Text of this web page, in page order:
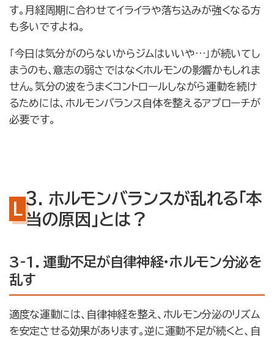
す。月経周期に合わせてイライラや落ち込みが強くなる方
も多いですよね。
「今日は気分がのらないからジムはいいや…」が続いてし
まうのも、意志の弱さではなくホルモンの影響かもしれま
せん。気分の波をうまくコントロールしながら運動を続け
るためには、ホルモンバランス自体を整えるアプローチが
必要です。
3. ホルモンバランスが乱れる「本
当の原因」とは？
3-1. 運動不足が自律神経・ホルモン分泌を
乱す
適度な運動には、自律神経を整え、ホルモン分泌のリズム
を安定させる効果があります。逆に運動不足が続くと、自